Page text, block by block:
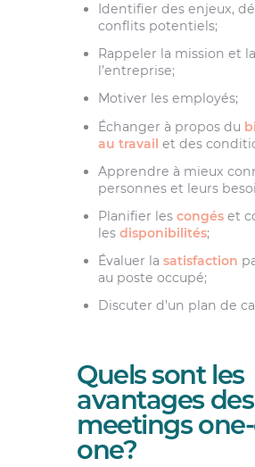
Identifier des enjeux,
conflits potentiels;
Rappeler la mission et
l’entreprise;
Motiver les employés;
Échanger à propos du
au travail et des
Apprendre à mieux
personnes et leurs
Planifier les congéset
les disponibilités;
Évaluer la satisfaction
au poste occupé;
Discuter d’un plan de
Quels sont les
avantages des
meetings
one?